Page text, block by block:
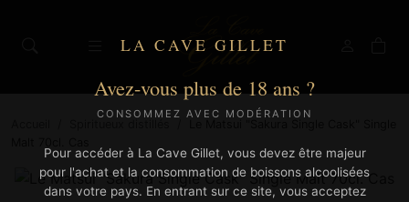
LA CAVE GILLET
Avez-vous plus de 18 ans ?
CONSOMMEZ AVEC MODÉRATION
Pour accéder à La Cave Gillet, vous devez être majeur
pour l'achat et la consommation de boissons alcoolisées
dans votre pays. En entrant sur ce site, vous acceptez